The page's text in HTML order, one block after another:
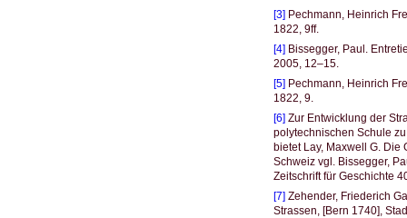
[3]Pechmann, Heinrich
1822, 9ff.
[4]Bissegger, Paul.
2005, 12–15.
[5]Pechmann, Heinrich
1822, 9.
[6]Zur Entwicklung der
polytechnischen Schule
bietet Lay, Maxwell G. Die
Schweiz vgl. Bissegger,
Zeitschrift für Geschichte
[7]Zehender, Friederich
Strassen, [Bern 1740],